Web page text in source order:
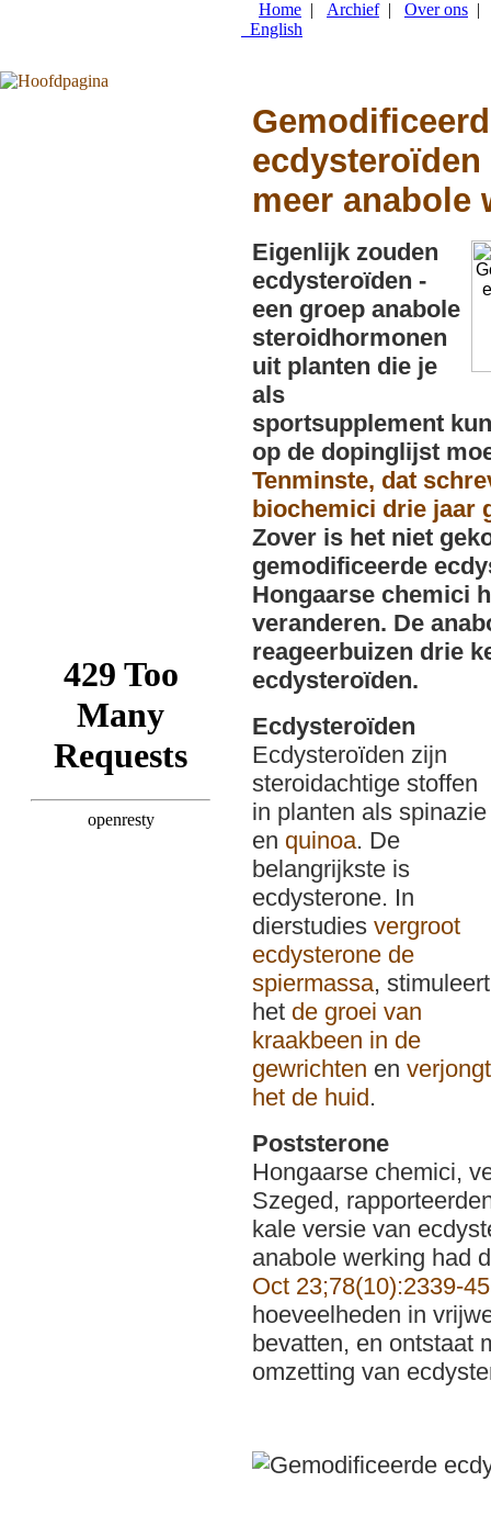
ecdysteroïden
meer anabole
Eigenlijk zouden
ecdysteroïden -
een groep anabole
steroidhormonen
uit planten die je
als
sportsupplement
op de dopinglijst
Tenminste, dat
biochemici drie jaar
Zover is het niet
gemodificeerde
Hongaarse chemici
veranderen. De
reageerbuizen drie
ecdysteroïden.
Ecdysteroïden
Ecdysteroïden zijn
steroidachtige stoffen
in planten als spinazie
en quinoa. De
belangrijkste is
ecdysterone. In
dierstudies vergroot
ecdysterone de
spiermassa, stimuleert
het de groei van
kraakbeen in de
gewrichten en verjongt
het de huid.
Poststerone
Hongaarse chemici,
Szeged,
kale versie van
anabole werking had
Oct 23;78(10):2339-
hoeveelheden in
bevatten, en ontstaat
omzetting van